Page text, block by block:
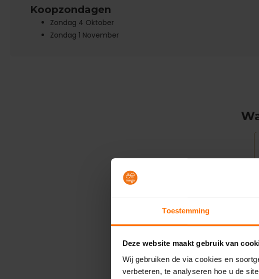
Toestemming
Deze website maakt gebruik van
Wij gebruiken de via cookies en
verbeteren, te analyseren hoe u de
Koopzondagen
Zondag 4 Oktober
Zondag 1 November